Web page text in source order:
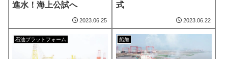
進水！海上公試へ
2023.06.25
式
2023.06.22
石油プラットフォーム 船舶